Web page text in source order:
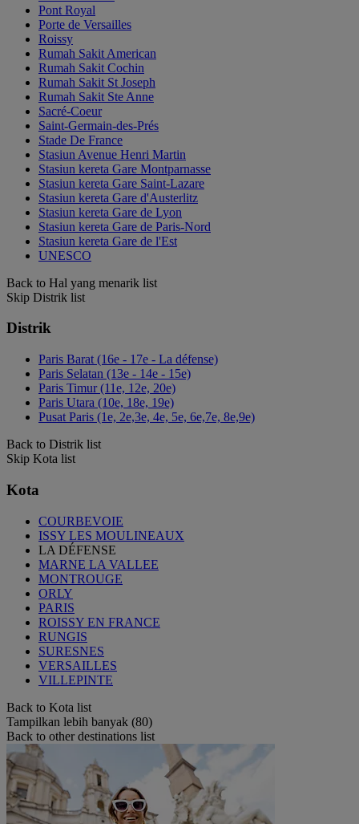
Pont Royal
Porte de Versailles
Roissy
Rumah Sakit American
Rumah Sakit Cochin
Rumah Sakit St Joseph
Rumah Sakit Ste Anne
Sacré-Coeur
Saint-Germain-des-Prés
Stade De France
Stasiun Avenue Henri Martin
Stasiun kereta Gare Montparnasse
Stasiun kereta Gare Saint-Lazare
Stasiun kereta Gare d'Austerlitz
Stasiun kereta Gare de Lyon
Stasiun kereta Gare de Paris-Nord
Stasiun kereta Gare de l'Est
UNESCO
Back to Hal yang menarik list
Skip Distrik list
Distrik
Paris Barat (16e - 17e - La défense)
Paris Selatan (13e - 14e - 15e)
Paris Timur (11e, 12e, 20e)
Paris Utara (10e, 18e, 19e)
Pusat Paris (1e, 2e,3e, 4e, 5e, 6e,7e, 8e,9e)
Back to Distrik list
Skip Kota list
Kota
COURBEVOIE
ISSY LES MOULINEAUX
LA DÉFENSE
MARNE LA VALLEE
MONTROUGE
ORLY
PARIS
ROISSY EN FRANCE
RUNGIS
SURESNES
VERSAILLES
VILLEPINTE
Back to Kota list
Tampilkan lebih banyak (80)
Back to other destinations list